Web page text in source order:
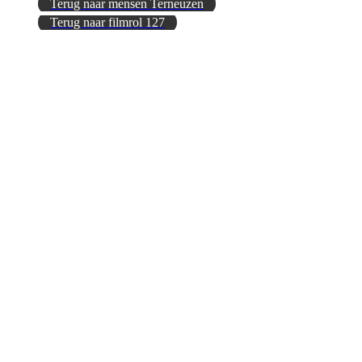
Terug naar mensen Terneuzen
Terug naar filmrol 127